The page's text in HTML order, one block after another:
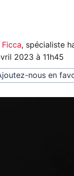
Ficca, spécialiste
2023 à 11h45
nous en